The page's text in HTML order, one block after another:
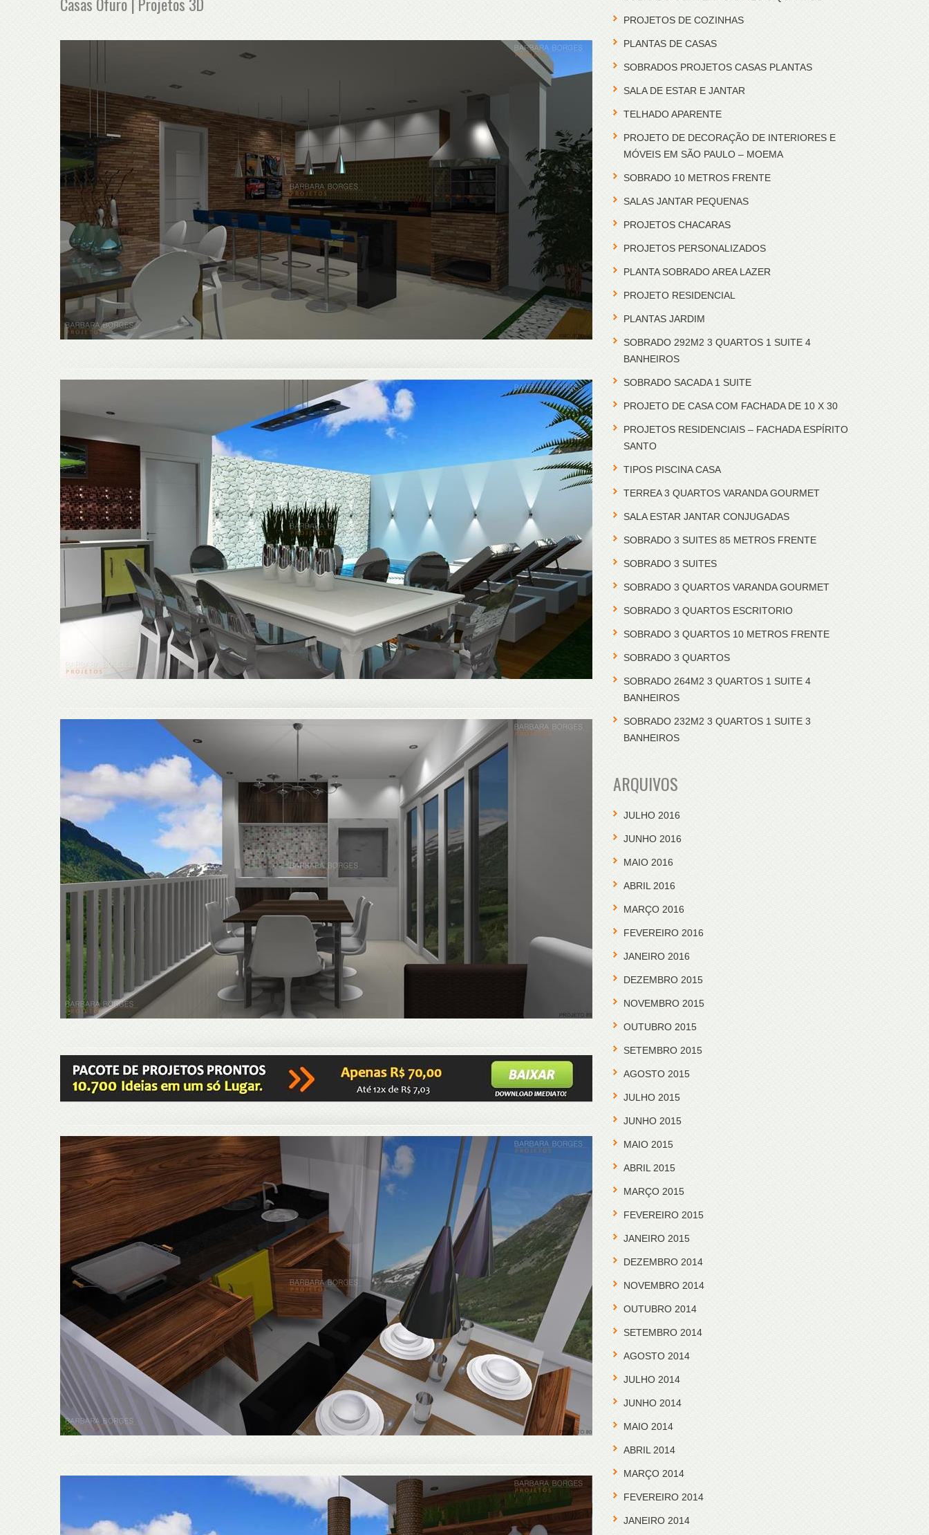
PROJETOS DE COZINHAS
PLANTAS DE CASAS
SOBRADOS PROJETOS CASAS PLANTAS
SALA DE ESTAR E JANTAR
TELHADO APARENTE
PROJETO DE DECORAÇÃO DE INTERIORES E
MÓVEIS EM SÃO PAULO – MOEMA
SOBRADO 10 METROS FRENTE
SALAS JANTAR PEQUENAS
PROJETOS CHACARAS
PROJETOS PERSONALIZADOS
PLANTA SOBRADO AREA LAZER
PROJETO RESIDENCIAL
PLANTAS JARDIM
SOBRADO 292M2 3 QUARTOS 1 SUITE 4
BANHEIROS
SOBRADO SACADA 1 SUITE
PROJETO DE CASA COM FACHADA DE 10 X 30
PROJETOS RESIDENCIAIS – FACHADA ESPÍRITO
SANTO
TIPOS PISCINA CASA
TERREA 3 QUARTOS VARANDA GOURMET
SALA ESTAR JANTAR CONJUGADAS
SOBRADO 3 SUITES 85 METROS FRENTE
SOBRADO 3 SUITES
SOBRADO 3 QUARTOS VARANDA GOURMET
SOBRADO 3 QUARTOS ESCRITORIO
SOBRADO 3 QUARTOS 10 METROS FRENTE
SOBRADO 3 QUARTOS
SOBRADO 264M2 3 QUARTOS 1 SUITE 4
BANHEIROS
SOBRADO 232M2 3 QUARTOS 1 SUITE 3
BANHEIROS
ARQUIVOS
JULHO 2016
JUNHO 2016
MAIO 2016
ABRIL 2016
MARÇO 2016
FEVEREIRO 2016
JANEIRO 2016
DEZEMBRO 2015
NOVEMBRO 2015
OUTUBRO 2015
SETEMBRO 2015
AGOSTO 2015
JULHO 2015
JUNHO 2015
MAIO 2015
ABRIL 2015
MARÇO 2015
FEVEREIRO 2015
JANEIRO 2015
DEZEMBRO 2014
NOVEMBRO 2014
OUTUBRO 2014
SETEMBRO 2014
AGOSTO 2014
JULHO 2014
JUNHO 2014
MAIO 2014
ABRIL 2014
MARÇO 2014
FEVEREIRO 2014
JANEIRO 2014